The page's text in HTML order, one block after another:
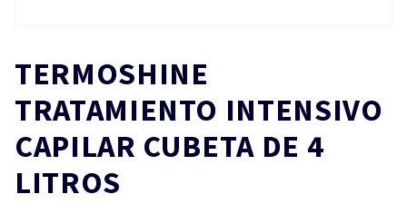
TERMOSHINE
TRATAMIENTO INTENSIVO
CAPILAR CUBETA DE 4
LITROS